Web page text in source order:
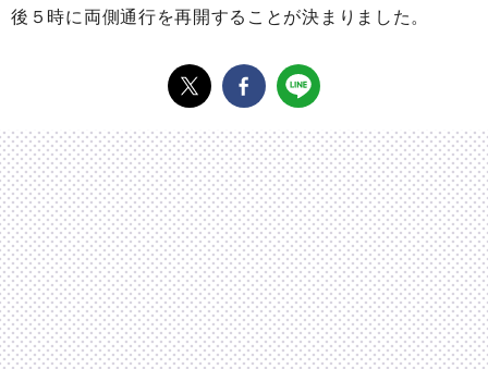
後５時に両側通行を再開することが決まりました。